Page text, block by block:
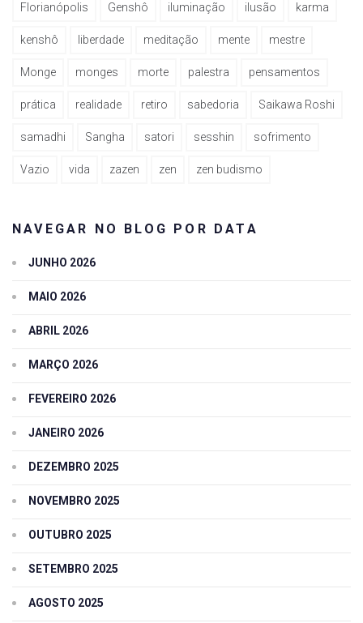
Florianópolis Genshô iluminação ilusão karma
kenshô liberdade meditação mente mestre
Monge monges morte palestra pensamentos
prática realidade retiro sabedoria Saikawa Roshi
samadhi Sangha satori sesshin sofrimento
Vazio vida zazen zen zen budismo
NAVEGAR NO BLOG POR DATA
JUNHO 2026
MAIO 2026
ABRIL 2026
MARÇO 2026
FEVEREIRO 2026
JANEIRO 2026
DEZEMBRO 2025
NOVEMBRO 2025
OUTUBRO 2025
SETEMBRO 2025
AGOSTO 2025